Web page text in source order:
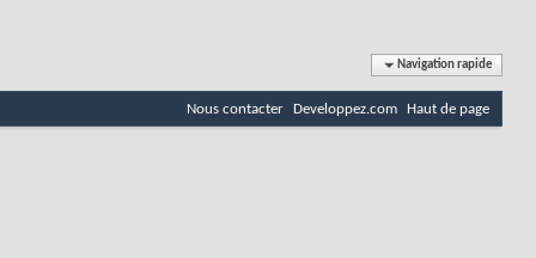
Navigation rapide
Nous contacter Developpez.com Haut de page